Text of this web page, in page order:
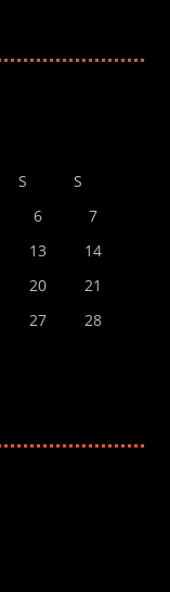
S
S
6
7
13
14
20
21
27
28